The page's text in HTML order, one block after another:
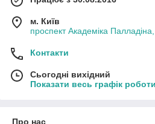
м. Київ
проспект Академіка
Контакти
Сьогодні вихідний
Показати весь графік роботи
Про нас